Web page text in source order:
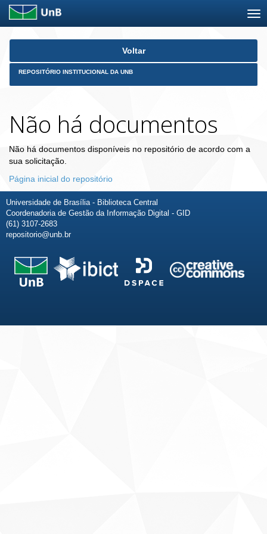
Skip
Voltar
REPOSITÓRIO INSTITUCIONAL DA UNB
Não há documentos
Não há documentos disponíveis no repositório de acordo com a
sua solicitação.
Página inicial do repositório
Universidade de Brasília - Biblioteca Central
Coordenadoria de Gestão da Informação Digital - GID
(61) 3107-2683
repositorio@unb.br